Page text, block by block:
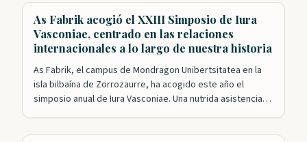
As Fabrik acogió el XXIII Simposio de Iura
Vasconiae, centrado en las relaciones
internacionales a lo largo de nuestra historia
As Fabrik, el campus de Mondragon Unibertsitatea en la
isla bilbaína de Zorrozaurre, ha acogido este año el
simposio anual de Iura Vasconiae. Una nutrida asistencia